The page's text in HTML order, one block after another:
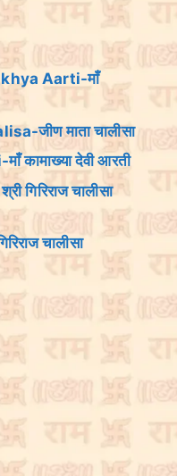
Aarti-माँ
जीण माता चालीसा
कामाख्या देवी आरती
श्री गिरिराज चालीसा
चालीसा